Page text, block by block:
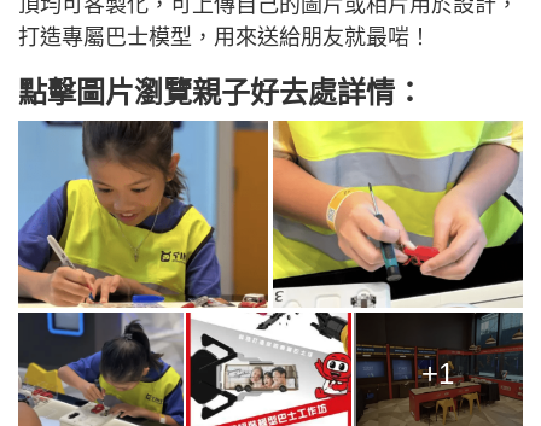
打造專屬巴士模型，用來送給朋友就最啱！
點擊圖片瀏覽親子好去處詳情：
+1